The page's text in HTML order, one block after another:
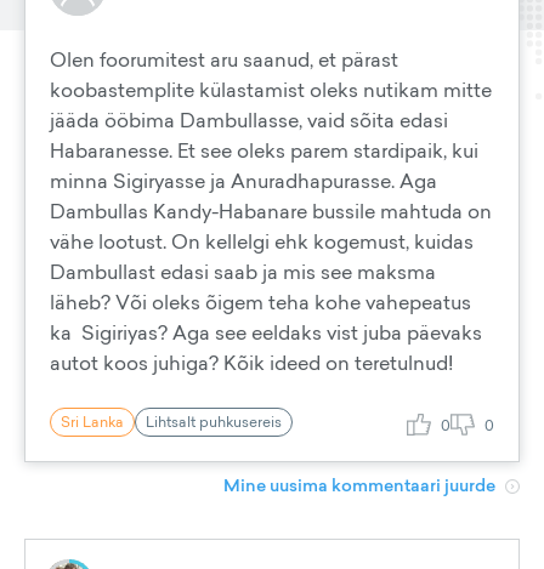
Olen foorumitest aru saanud, et pärast
koobastemplite külastamist oleks nutikam mitte
jääda ööbima Dambullasse, vaid sõita edasi
Habaranesse. Et see oleks parem stardipaik, kui
minna Sigiryasse ja Anuradhapurasse. Aga
Dambullas Kandy-Habanare bussile mahtuda on
vähe lootust. On kellelgi ehk kogemust, kuidas
Dambullast edasi saab ja mis see maksma
läheb? Või oleks õigem teha kohe vahepeatus
ka Sigiriyas? Aga see eeldaks vist juba päevaks
autot koos juhiga? Kõik ideed on teretulnud!
Sri Lanka Lihtsalt puhkusereis 0 0
Mine uusima kommentaari juurde